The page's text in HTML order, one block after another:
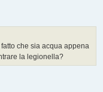
che sia acqua appena
la legionella?